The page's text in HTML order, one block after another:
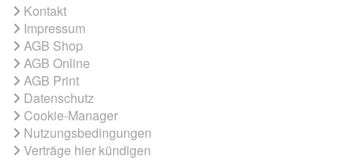
Kontakt
Impressum
AGB Shop
AGB Online
AGB Print
Datenschutz
Cookie-Manager
Nutzungsbedingungen
Verträge hier kündigen